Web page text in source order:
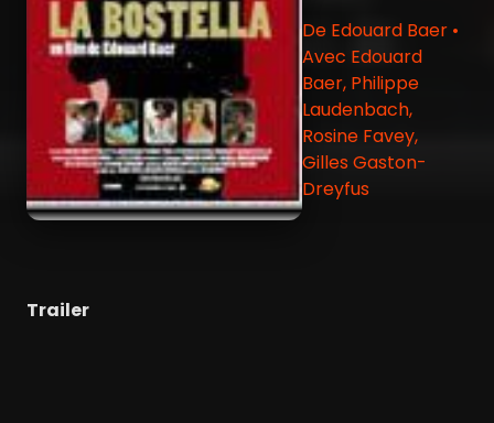
De Edouard Baer •
Avec Edouard
Baer, Philippe
Laudenbach,
Rosine Favey,
Gilles Gaston-
Dreyfus
Trailer